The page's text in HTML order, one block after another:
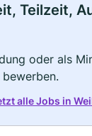
Teilzeit,
oder als
alle Jobs in